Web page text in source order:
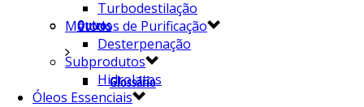
Outros
Glossário
Turbodestilação
Métodos de Purificação
Desterpenação
Subprodutos
Hidrolatos
Óleos Essenciais